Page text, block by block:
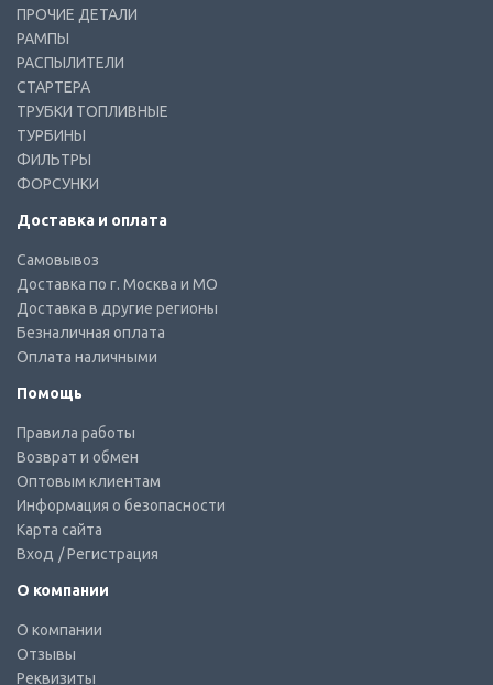
ПРОЧИЕ ДЕТАЛИ
РАМПЫ
РАСПЫЛИТЕЛИ
СТАРТЕРА
ТРУБКИ ТОПЛИВНЫЕ
ТУРБИНЫ
ФИЛЬТРЫ
ФОРСУНКИ
Доставка и оплата
Самовывоз
Доставка по г. Москва и МО
Доставка в другие регионы
Безналичная оплата
Оплата наличными
Помощь
Правила работы
Возврат и обмен
Оптовым клиентам
Информация о безопасности
Карта сайта
Вход / Регистрация
О компании
О компании
Отзывы
Реквизиты